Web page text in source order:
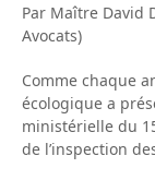
Par Maître David
Avocats)
Comme chaque
écologique a
ministérielle du
de l’inspection